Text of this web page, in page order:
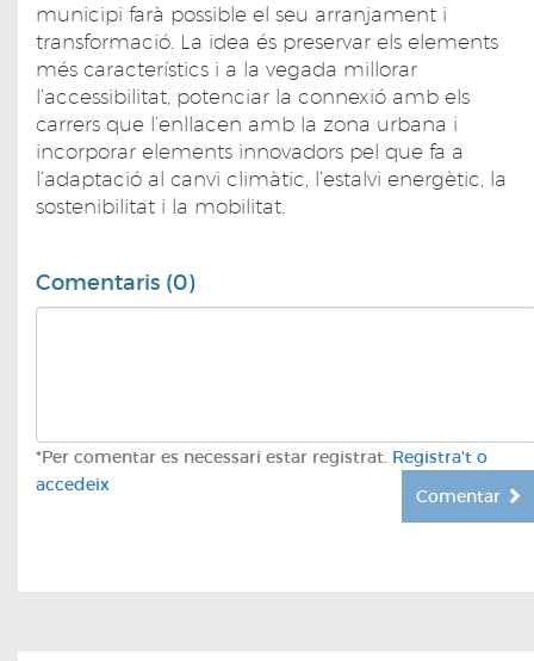
municipi farà possible el seu arranjament i
transformació. La idea és preservar els elements
més característics i a la vegada millorar
l’accessibilitat, potenciar la connexió amb els
carrers que l’enllacen amb la zona urbana i
incorporar elements innovadors pel que fa a
l’adaptació al canvi climàtic, l’estalvi energètic, la
sostenibilitat i la mobilitat.
Comentaris (0)
*Per comentar es necessari estar registrat. Registra't o
accedeix
Comentar